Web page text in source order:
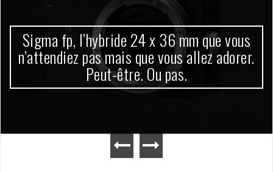
Sigma fp, l’hybride 24 x 36 mm que vous
n’attendiez pas mais que vous allez adorer.
Peut-être. Ou pas.